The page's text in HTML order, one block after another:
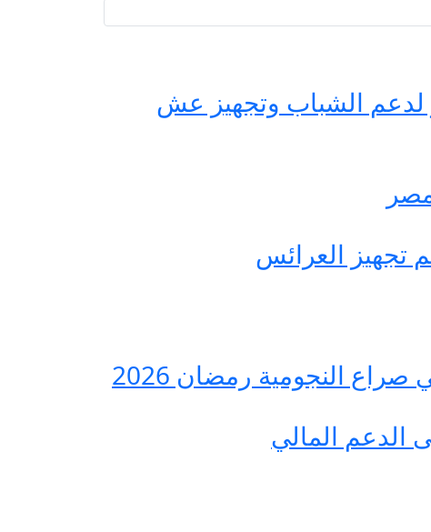
مصر لدعم الشباب وتجهيز عش
النجومية رمضان 2026
الدعم المالي